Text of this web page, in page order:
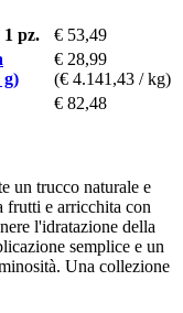
pz.
€ 53,49
g)
€ 28,99
(€ 4.141,43 / kg)
€ 82,48
un trucco naturale e
frutti e arricchita con
l'idratazione della
semplice e un
Una collezione